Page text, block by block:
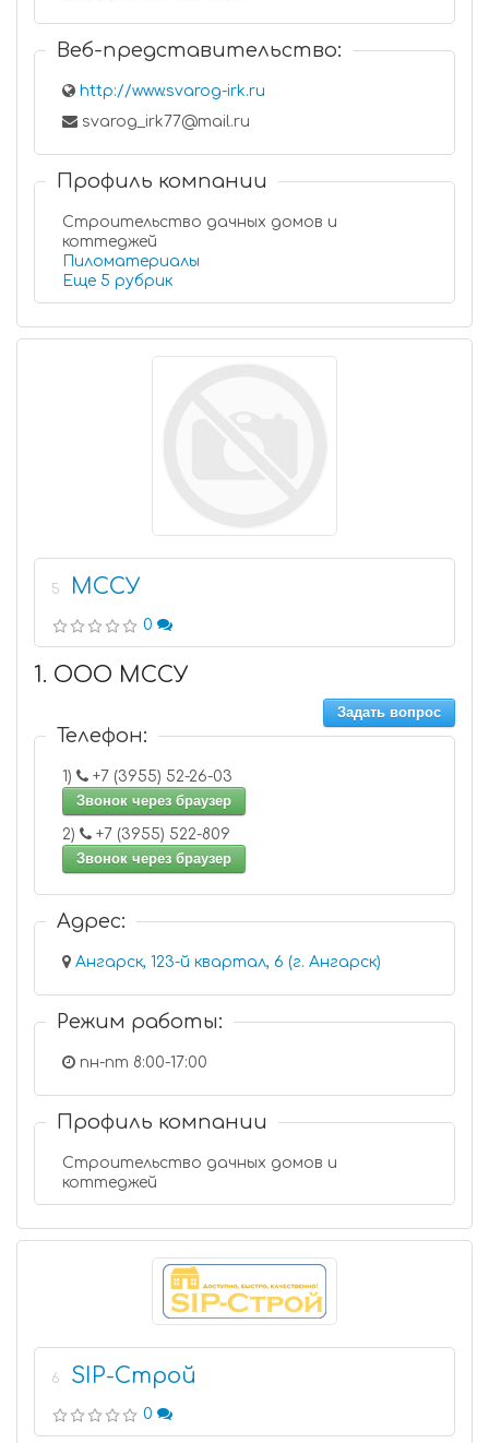
Веб-представительство:
http://www.svarog-irk.ru
svarog_irk77@mail.ru
Профиль компании
Строительство дачных домов и
коттеджей
Пиломатериалы
Еще 5 рубрик
5 МССУ
0
1. ООО МССУ
Задать вопрос
Телефон:
1)
+7 (3955) 52-26-03
Звонок через браузер
2)
+7 (3955) 522-809
Звонок через браузер
Адрес:
Ангарск, 123-й квартал, 6 (г. Ангарск)
Режим работы:
пн-пт 8:00-17:00
Профиль компании
Строительство дачных домов и
коттеджей
6 SIP-Строй
0